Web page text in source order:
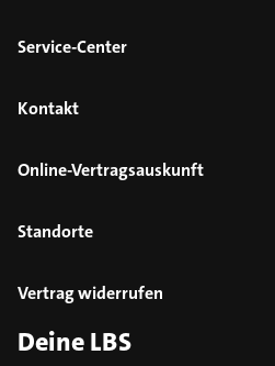
Service-Center
Kontakt
Online-Vertragsauskunft
Standorte
Vertrag widerrufen
Deine LBS